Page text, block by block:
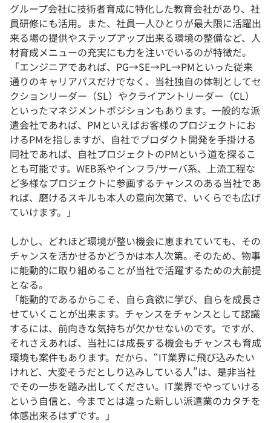
グループ会社に技術者育成に特化した教育会社があり、社
員研修にも活用。また、社員一人ひとりが最大限に活躍出
来る場の提供やステップアップ出来る環境の整備など、人
材育成メニューの充実にも力を注いでいるのが特徴だ。
「エンジニアであれば、PG→SE→PL→PMといった従来
通りのキャリアパスだけでなく、当社独自の体制としてセ
クションリーダー（SL）やクライアントリーダー（CL）
といったマネジメントポジションもあります。一般的な派
遣会社であれば、PMといえばお客様のプロジェクトにお
けるPMを指しますが、自社でプロダクト開発を手掛ける
同社であれば、自社プロジェクトのPMという道を探るこ
とも可能です。WEB系やインフラ/サーバ系、上流工程な
ど多様なプロジェクトに参画するチャンスのある当社であ
れば、磨けるスキルも本人の意向次第で、いくらでも広げ
ていけます。」
しかし、どれほど環境が整い機会に恵まれていても、その
チャンスを活かせるかどうかは本人次第。そのため、物事
に能動的に取り組めることが当社で活躍するための大前提
となる。
「能動的であるからこそ、自ら貪欲に学び、自らを成長さ
せていくことが出来ます。チャンスをチャンスとして認識
するには、前向きな気持ちが欠かせないのです。ですが、
それさえあれば、当社には成長する機会もチャンスも育成
環境も案件もあります。だから、“IT業界に飛び込みたい
けれど、大変そうだとしり込みしている人”は、是非当社
でその一歩を踏み出してください。IT業界でやっていける
という自信と、今までとは違った新しい派遣業のカタチを
体感出来るはずです。」